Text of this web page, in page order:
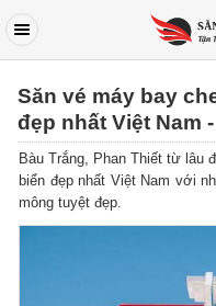
Săn vé máy bay
đẹp nhất Việt Nam
Bàu Trắng, Phan Thiết từ
biển đẹp nhất Việt Nam với
mông tuyệt đẹp.